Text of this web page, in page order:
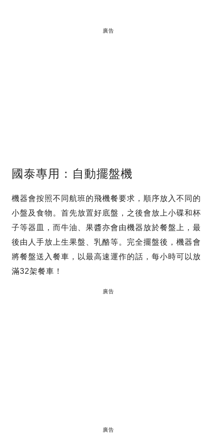
廣告
國泰專用：自動擺盤機
機器會按照不同航班的飛機餐要求，順序放入不同的
小盤及食物。首先放置好底盤，之後會放上小碟和杯
子等器皿，而牛油、果醬亦會由機器放於餐盤上，最
後由人手放上生果盤、乳酪等。完全擺盤後，機器會
將餐盤送入餐車，以最高速運作的話，每小時可以放
滿32架餐車！
廣告
廣告